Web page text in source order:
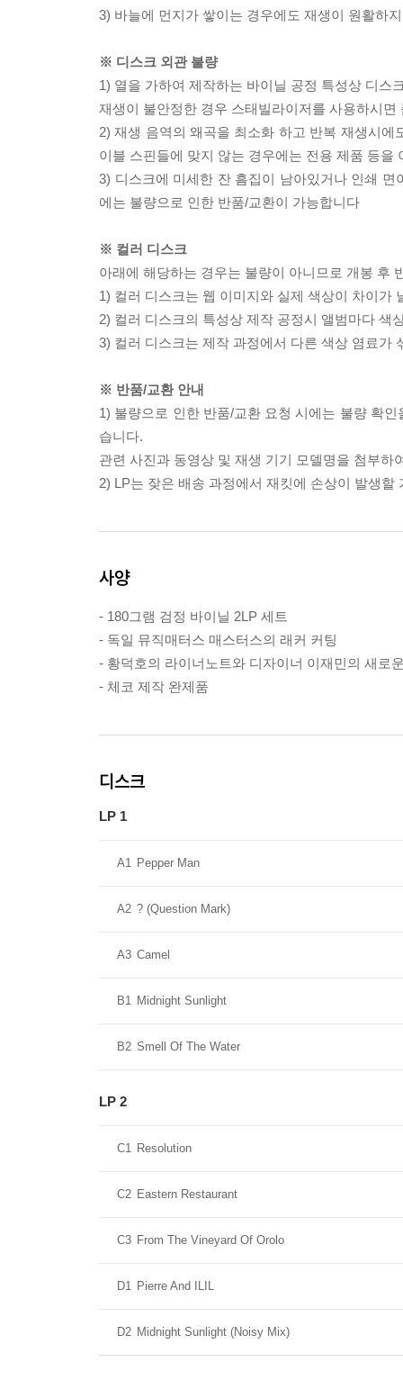
3) 바늘에 먼지가 쌓이는 경우에도 재생이 원활하
※ 디스크 외관 불량
1) 열을 가하여 제작하는 바이닐 공정 특성상 디스
재생이 불안정한 경우 스태빌라이저를 사용하시
2) 재생 음역의 왜곡을 최소화 하고 반복 재생시
이블 스핀들에 맞지 않는 경우에는 전용 제품 등
3) 디스크에 미세한 잔 흠집이 남아있거나 인쇄
에는 불량으로 인한 반품/교환이 가능합니다
※ 컬러 디스크
아래에 해당하는 경우는 불량이 아니므로 개봉 후
1) 컬러 디스크는 웹 이미지와 실제 색상이 차이가
2) 컬러 디스크의 특성상 제작 공정시 앨범마다 색
3) 컬러 디스크는 제작 과정에서 다른 색상 염료가
※ 반품/교환 안내
1) 불량으로 인한 반품/교환 요청 시에는 불량 확
습니다.
관련 사진과 동영상 및 재생 기기 모델명을 첨부하
2) LP는 잦은 배송 과정에서 재킷에 손상이 발생
사양
- 180그램 검정 바이닐 2LP 세트
- 독일 뮤직매터스 매스터스의 래커 커팅
- 황덕호의 라이너노트와 디자이너 이재민의 새로
- 체코 제작 완제품
디스크
LP 1
A1 Pepper Man
A2 ? (Question Mark)
A3 Camel
B1 Midnight Sunlight
B2 Smell Of The Water
LP 2
C1 Resolution
C2 Eastern Restaurant
C3 From The Vineyard Of Orolo
D1 Pierre And ILIL
D2 Midnight Sunlight (Noisy Mix)